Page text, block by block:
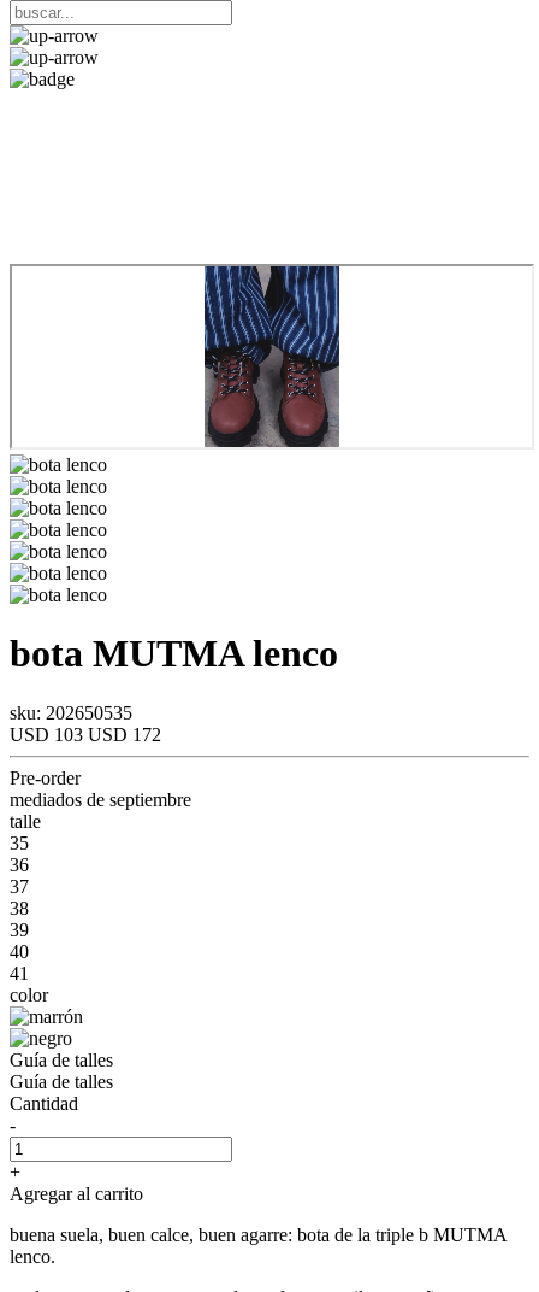
bota MUTMAlenco
sku: 202650535
USD 103 USD 172
Pre-order
mediados de septiembre
talle
35
36
37
38
39
40
41
color
Guía de talles
Guía de talles
Cantidad
-
+
Agregar al carrito
buena suela, buen calce, buen agarre: bota de la triple b MUTMA
lenco.